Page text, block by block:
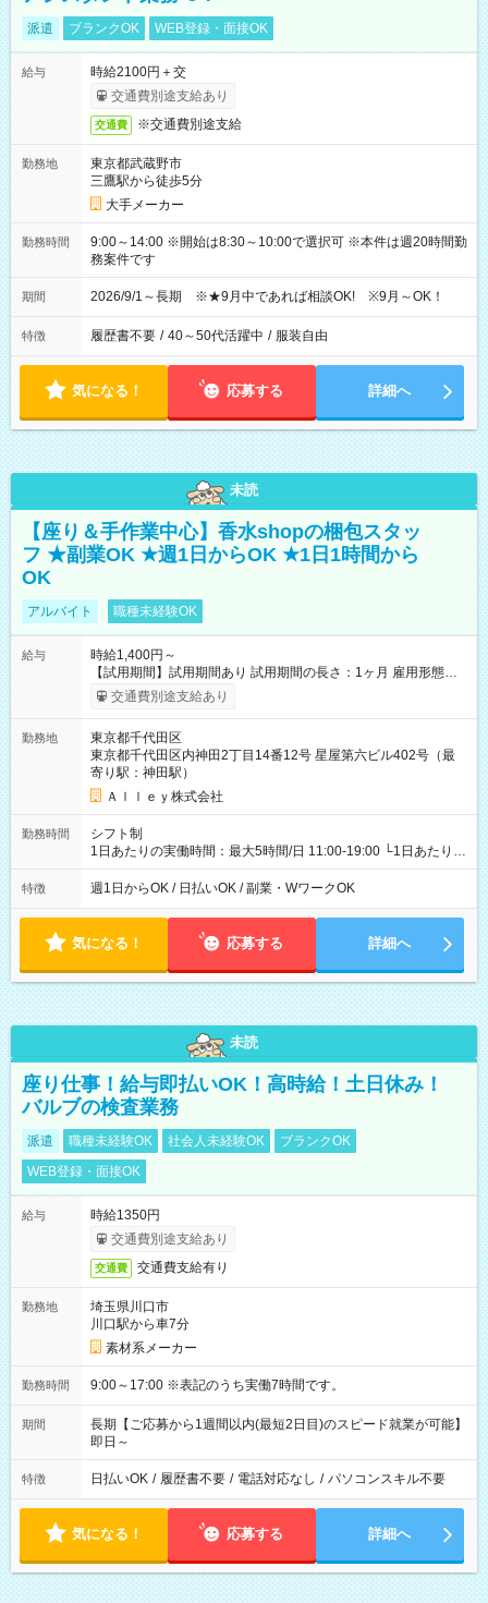
派遣 ブランクOK WEB登録・面接OK
給与
時給2100円＋交
交通費別途支給あり
交通費 ※交通費別途支給
勤務地
東京都武蔵野市
三鷹駅から徒歩5分
大手メーカー
勤務時間
9:00～14:00 ※開始は8:30～10:00で選択可 ※本件は週20時間勤
務案件です
期間 2026/9/1～長期 ※★9月中であれば相談OK! ※9月～OK！
特徴 履歴書不要 / 40～50代活躍中 / 服装自由
気になる！ 応募する 詳細へ
未読
【座り＆手作業中心】香水shopの梱包スタッ
フ ★副業OK ★週1日からOK ★1日1時間から
OK
アルバイト 職種未経験OK
給与
時給1,400円～
【試用期間】試用期間あり 試用期間の長さ：1ヶ月 雇用形態、
給与は本採用時と同じです。
交通費別途支給あり
勤務地
東京都千代田区
東京都千代田区内神田2丁目14番12号 星屋第六ビル402号（最
寄り駅：神田駅）
Ａｌｌｅｙ株式会社
勤務時間
シフト制
1日あたりの実働時間：最大5時間/日 11:00-19:00 └1日あたりの
実働時間：1-5時間 └上記の時間帯内であれば、いつでも勤務可
能！ └平日・土曜日の中で、お好きな曜日でご勤務いただけま
18:00 などのように、自由な働き方が可能なお仕事です！
特徴 週1日からOK / 日払いOK / 副業・WワークOK
気になる！ 応募する 詳細へ
未読
座り仕事！給与即払いOK！高時給！土日休み！
バルブの検査業務
派遣 職種未経験OK 社会人未経験OK
ブランクOK
WEB登録・面接OK
給与
時給1350円
交通費別途支給あり
交通費 交通費支給有り
勤務地
埼玉県川口市
川口駅から車7分
素材系メーカー
勤務時間 9:00～17:00 ※表記のうち実働7時間です。
期間
長期【ご応募から1週間以内(最短2日目)のスピード就業が可能】
即日～
特徴 日払いOK / 履歴書不要 / 電話対応なし / パソコンスキル不要
気になる！ 応募する 詳細へ